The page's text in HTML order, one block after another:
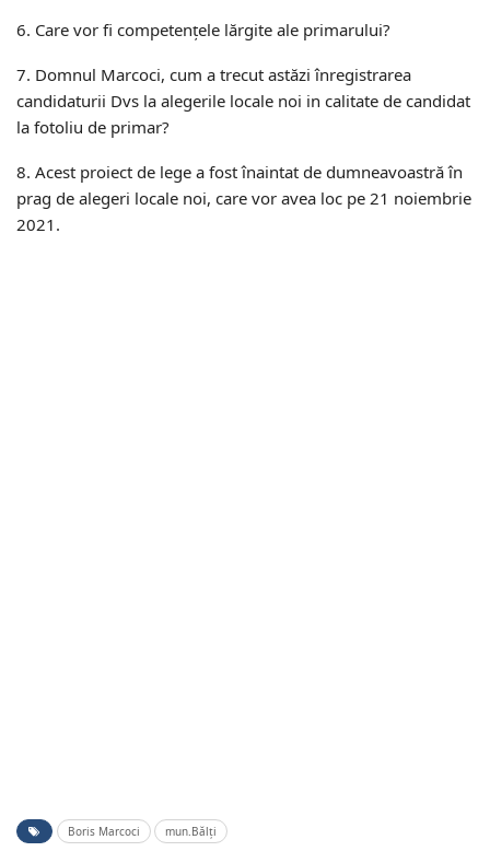
6. Care vor fi competențele lărgite ale primarului?
7. Domnul Marcoci, cum a trecut astăzi înregistrarea
candidaturii Dvs la alegerile locale noi in calitate de candidat
la fotoliu de primar?
8. Acest proiect de lege a fost înaintat de dumneavoastră în
prag de alegeri locale noi, care vor avea loc pe 21 noiembrie
2021.
Boris Marcoci mun.Bălți